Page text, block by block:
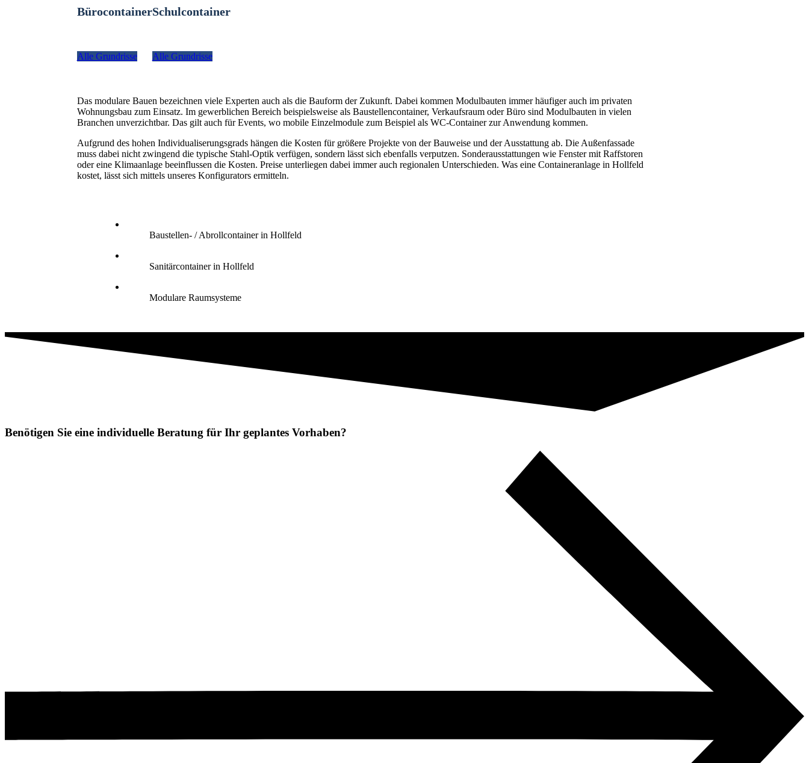
Bürocontainer
Alle Grundrisse
Schulcontainer
Alle Grundrisse
Das modulare Bauen bezeichnen viele Experten auch als die Bauform der Zukunft. Dabei kommen Modulbauten immer häufiger auch im privaten
Wohnungsbau zum Einsatz. Im gewerblichen Bereich beispielsweise als Baustellencontainer, Verkaufsraum oder Büro sind Modulbauten in vielen
Branchen unverzichtbar. Das gilt auch für Events, wo mobile Einzelmodule zum Beispiel als WC-Container zur Anwendung kommen.
Aufgrund des hohen Individualiserungsgrads hängen die Kosten für größere Projekte von der Bauweise und der Ausstattung ab. Die Außenfassade
muss dabei nicht zwingend die typische Stahl-Optik verfügen, sondern lässt sich ebenfalls verputzen. Sonderausstattungen wie Fenster mit Raffstoren
oder eine Klimaanlage beeinflussen die Kosten. Preise unterliegen dabei immer auch regionalen Unterschieden. Was eine Containeranlage in Hollfeld
kostet, lässt sich mittels unseres Konfigurators ermitteln.
Baustellen- / Abrollcontainer in Hollfeld
Sanitärcontainer in Hollfeld
Modulare Raumsysteme
Benötigen Sie eine individuelle Beratung für Ihr geplantes Vorhaben?